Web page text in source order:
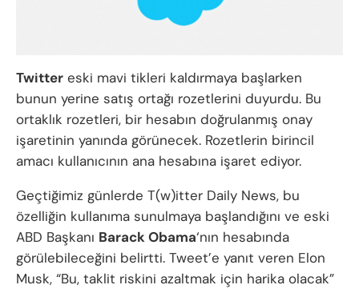
Twitter eski mavi tikleri kaldırmaya başlarken
bunun yerine satış ortağı rozetlerini duyurdu. Bu
ortaklık rozetleri, bir hesabın doğrulanmış onay
işaretinin yanında görünecek. Rozetlerin birincil
amacı kullanıcının ana hesabına işaret ediyor.
Geçtiğimiz günlerde T(w)itter Daily News, bu
özelliğin kullanıma sunulmaya başlandığını ve eski
ABD Başkanı Barack Obama‘nın hesabında
görülebileceğini belirtti. Tweet’e yanıt veren Elon
Musk, “Bu, taklit riskini azaltmak için harika olacak”